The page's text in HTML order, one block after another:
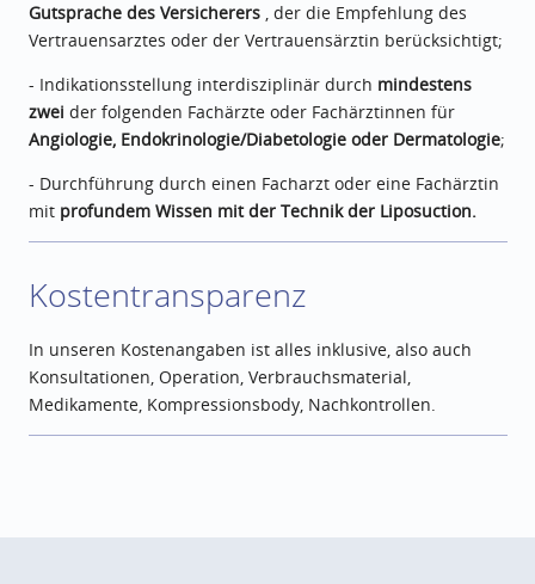
Gutsprache des Versicherers, der die Empfehlung des
Vertrauensarztes oder der Vertrauensärztin berücksichtigt;
- Indikationsstellung interdisziplinär durch mindestens
zwei der folgenden Fachärzte oder Fachärztinnen für
Angiologie, Endokrinologie/Diabetologie oder Dermatologie;
- Durchführung durch einen Facharzt oder eine Fachärztin
mit profundem Wissen mit der Technik der Liposuction.
Kostentransparenz
In unseren Kostenangaben ist alles inklusive, also auch
Konsultationen, Operation, Verbrauchsmaterial,
Medikamente, Kompressionsbody, Nachkontrollen.